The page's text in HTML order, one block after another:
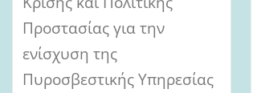
Προστασίας για την
ενίσχυση της
Πυροσβεστικής Υπηρεσίας